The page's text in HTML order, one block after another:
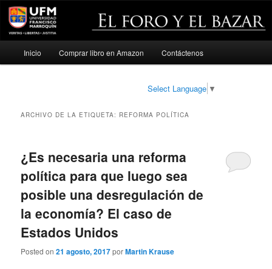
Ir
Ir
Inicio Comprar libro en Amazon Contáctenos
Select Language ▼
ARCHIVO DE LA ETIQUETA: REFORMA POLÍTICA
¿Es necesaria una reforma
política para que luego sea
posible una desregulación de
la economía? El caso de
Estados Unidos
Posted on21 agosto, 2017porMartin Krause